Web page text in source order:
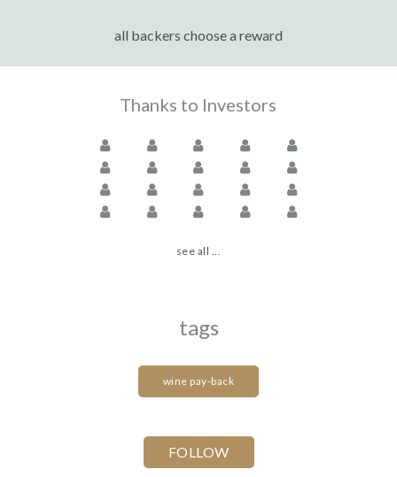
all backers choose a reward
Thanks to Investors
see all ...
tags
wine pay-back